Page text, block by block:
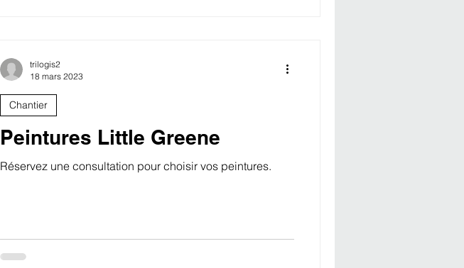
Peintures Little Greene
Réservez une consultation pour choisir vos peintures.
Chantier
trilogis2
18 mars 2023